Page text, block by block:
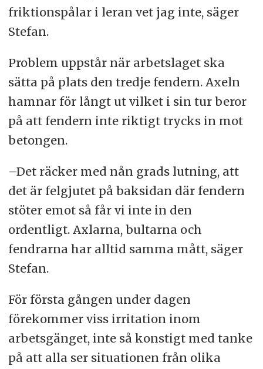
friktionspålar i leran vet jag inte, säger
Stefan.
Problem uppstår när arbetslaget ska
sätta på plats den tredje fendern. Axeln
hamnar för långt ut vilket i sin tur beror
på att fendern inte riktigt trycks in mot
betongen.
–Det räcker med nån grads lutning, att
det är felgjutet på baksidan där fendern
stöter emot så får vi inte in den
ordentligt. Axlarna, bultarna och
fendrarna har alltid samma mått, säger
Stefan.
För första gången under dagen
förekommer viss irritation inom
arbetsgänget, inte så konstigt med tanke
på att alla ser situationen från olika